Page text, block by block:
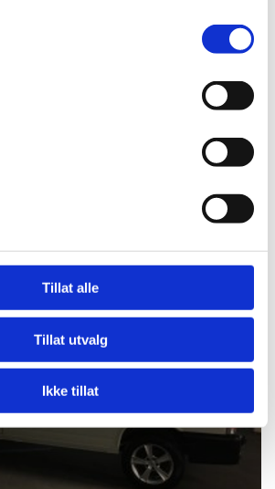
Tillat alle
Tillat utvalg
Ikke tillat